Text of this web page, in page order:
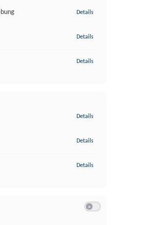
Details
Details
Details
Details
Details
Details